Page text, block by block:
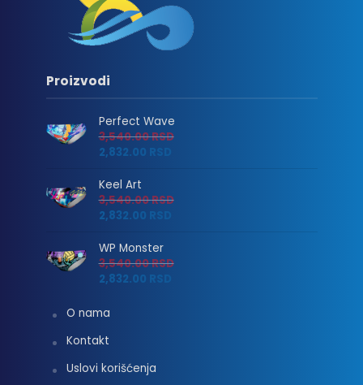
Proizvodi
Perfect Wave
3,540.00RSD
2,832.00 RSD
Keel Art
3,540.00RSD
2,832.00 RSD
WP Monster
3,540.00RSD
2,832.00 RSD
O nama
Kontakt
Uslovi korišćenja